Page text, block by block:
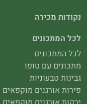
נקודות מכירה
לכל המתכונים
לכל המתכונים
מתכונים עם טופו
גבינות טבעוניות
פירות אורגנים מוקפאים